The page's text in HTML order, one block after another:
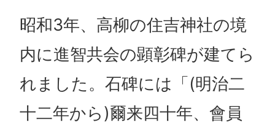
昭和3年、高柳の住吉神社の境
内に進智共会の顕彰碑が建てら
れました。石碑には「(明治二
十二年から)爾来四十年、會員